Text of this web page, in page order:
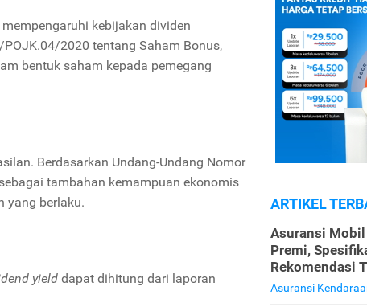
kebijakan dividen
2020 tentang Saham Bonus,
bentuk saham kepada pemegang
Berdasarkan Undang-Undang Nomor
tambahan kemampuan ekonomis
yang berlaku.
yield dapat dihitung dari laporan
ARTIKEL
Asuransi Mobil
Premi,
Rekomendasi
Asuransi